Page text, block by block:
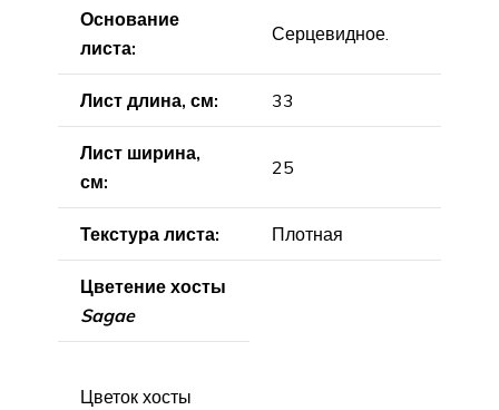
Основание
листа:
Серцевидное.
Лист длина, см: 33
Лист ширина,
см:
25
Текстура листа: Плотная
Цветение хосты
Sagae
Цветок хосты